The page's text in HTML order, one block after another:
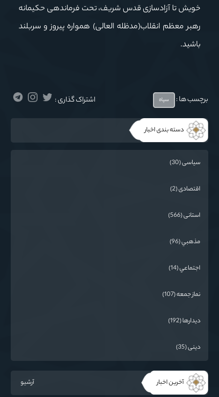
خویش تا آزادسازی قدس شریف، تحت فرماندهی حکیمانه‌
رهبر معظم انقلاب(مدظله العالی) همواره پیروز و سربلند
باشید.
برچسب ها : سپاه اشتراک گذاری :
دسته بندی اخبار
سیاسی (30)
اقتصادی (2)
استانی (566)
مذهبي (96)
اجتماعي (14)
نماز جمعه (107)
دیدارها (192)
دینی (35)
آخرین اخبار آرشیو